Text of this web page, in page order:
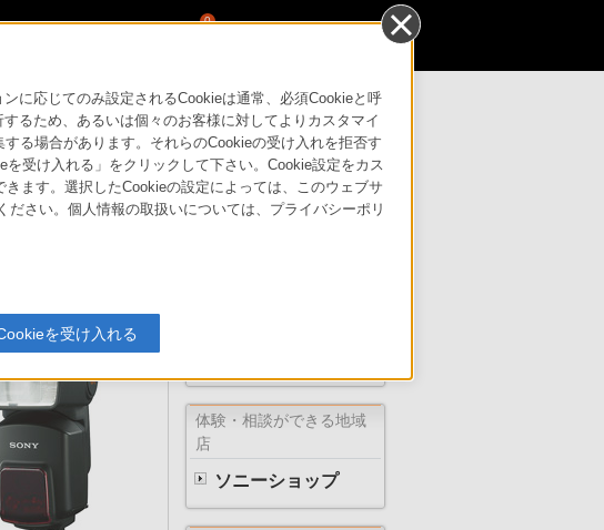
0
法人のお客様はこちら サポート・お問い合わせ
体験・相談ができる地域
店
ソニーショップ
に応じてのみ設定されるCookieは通常、必須Cookieと呼
るため、あるいは個々のお客様に対してよりカスタマイ
る場合があります。それらのCookieの受け入れを拒否す
受け入れる」をクリックして下さい。Cookie設定をカス
ます。選択したCookieの設定によっては、このウェブサ
さい。個人情報の取扱いについては、プライバシーポリ
を受け入れる